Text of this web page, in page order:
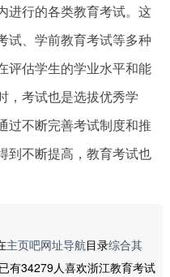
进行的各类教育考试。这
试、学前教育考试等多种
评估学生的学业水平和能
，考试也是选拔优秀学
过不断完善考试制度和推
到不断提高，教育考试也
主页吧网址导航目录综合其
有34279人喜欢浙江教育考试